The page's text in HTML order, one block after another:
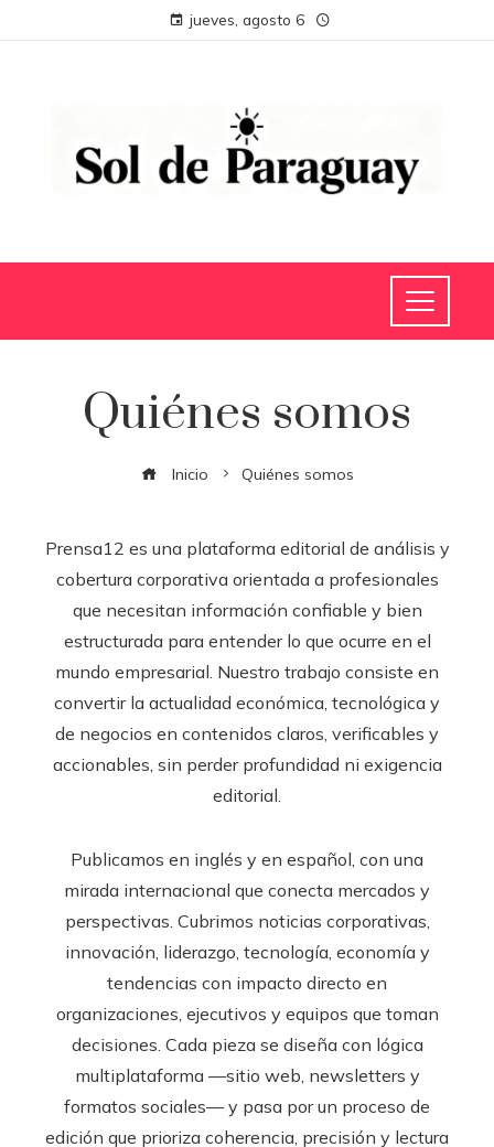
jueves, agosto 6
Quiénes somos
Inicio Quiénes somos
Prensa12 es una plataforma editorial de análisis y
cobertura corporativa orientada a profesionales
que necesitan información confiable y bien
estructurada para entender lo que ocurre en el
mundo empresarial. Nuestro trabajo consiste en
convertir la actualidad económica, tecnológica y
de negocios en contenidos claros, verificables y
accionables, sin perder profundidad ni exigencia
editorial.
Publicamos en inglés y en español, con una
mirada internacional que conecta mercados y
perspectivas. Cubrimos noticias corporativas,
innovación, liderazgo, tecnología, economía y
tendencias con impacto directo en
organizaciones, ejecutivos y equipos que toman
decisiones. Cada pieza se diseña con lógica
multiplataforma —sitio web, newsletters y
formatos sociales— y pasa por un proceso de
edición que prioriza coherencia, precisión y lectura